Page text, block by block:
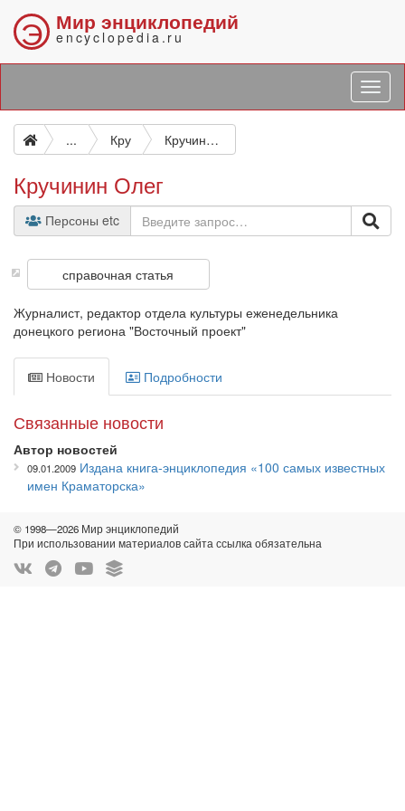
Э Мир энциклопедий
encyclopedia.ru
... Кру Кручинин Олег
Кручинин Олег
Персоны etc
справочная статья
Журналист, редактор отдела культуры еженедельника
донецкого региона "Восточный проект"
Новости Подробности
Связанные новости
Автор новостей
09.01.2009 Издана книга-энциклопедия «100 самых известных
имен Краматорска»
© 1998—2026 Мир энциклопедий
При использовании материалов сайта ссылка обязательна